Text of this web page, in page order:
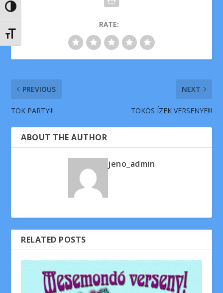
NAGY KONTRASZT VÁLTÁSA
BETŰMÉRET VÁLTÁSA
RATE:
PREVIOUS
TÖK PARTY!!!
NEXT
TÖKÖS ÍZEK VERSENYE!!!
ABOUT THE AUTHOR
jeno_admin
RELATED POSTS